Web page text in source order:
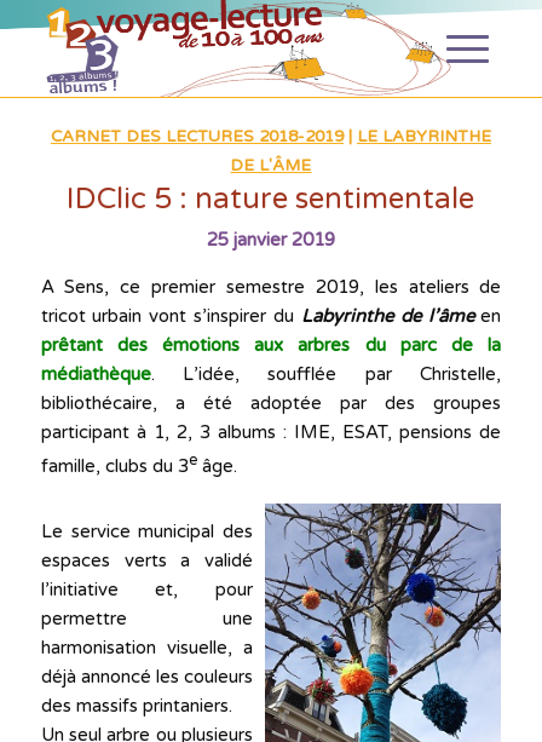
CARNET DES LECTURES 2018-2019| LE LABYRINTHE
DE L'ÂME
IDClic 5 : nature sentimentale
25 janvier 2019
A Sens, ce premier semestre 2019, les ateliers de
tricot urbain vont s’inspirer du Labyrinthe de l’âmeen
prêtant des émotions aux arbres du parc de la
médiathèque. L’idée, soufflée par Christelle,
bibliothécaire, a été adoptée par des groupes
participant à 1, 2, 3 albums : IME, ESAT, pensions de
famille, clubs du 3eâge.
Le service municipal des
espaces verts a validé
l’initiative et, pour
permettre une
harmonisation visuelle, a
déjà annoncé les couleurs
des massifs printaniers.
Un seul arbre ou plusieurs